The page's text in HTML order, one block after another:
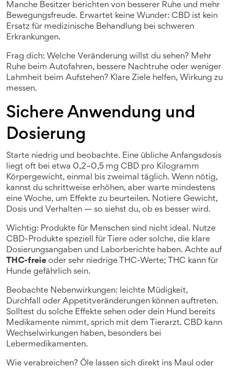
Manche Besitzer berichten von besserer Ruhe und mehr
Bewegungsfreude. Erwartet keine Wunder: CBD ist kein
Ersatz für medizinische Behandlung bei schweren
Erkrankungen.
Frag dich: Welche Veränderung willst du sehen? Mehr
Ruhe beim Autofahren, bessere Nachtruhe oder weniger
Lahmheit beim Aufstehen? Klare Ziele helfen, Wirkung zu
messen.
Sichere Anwendung und
Dosierung
Starte niedrig und beobachte. Eine übliche Anfangsdosis
liegt oft bei etwa 0,2–0,5 mg CBD pro Kilogramm
Körpergewicht, einmal bis zweimal täglich. Wenn nötig,
kannst du schrittweise erhöhen, aber warte mindestens
eine Woche, um Effekte zu beurteilen. Notiere Gewicht,
Dosis und Verhalten — so siehst du, ob es besser wird.
Wichtig: Produkte für Menschen sind nicht ideal. Nutze
CBD-Produkte speziell für Tiere oder solche, die klare
Dosierungsangaben und Laborberichte haben. Achte auf
THC-freie oder sehr niedrige THC-Werte; THC kann für
Hunde gefährlich sein.
Beobachte Nebenwirkungen: leichte Müdigkeit,
Durchfall oder Appetitveränderungen können auftreten.
Solltest du solche Effekte sehen oder dein Hund bereits
Medikamente nimmt, sprich mit dem Tierarzt. CBD kann
Wechselwirkungen haben, besonders bei
Lebermedikamenten.
Wie verabreichen? Öle lassen sich direkt ins Maul oder